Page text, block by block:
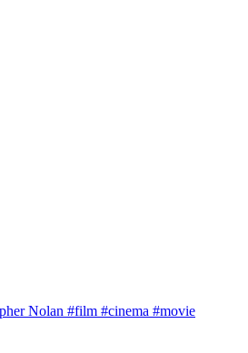
Nolan #film #cinema #movie